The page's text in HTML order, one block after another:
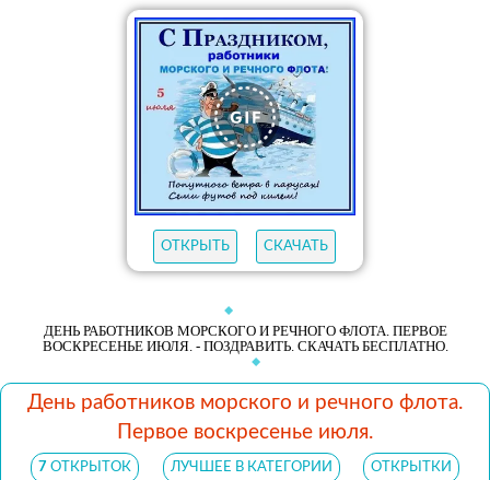
ОТКРЫТЬ СКАЧАТЬ
ДЕНЬ РАБОТНИКОВ МОРСКОГО И РЕЧНОГО ФЛОТА. ПЕРВОЕ
ВОСКРЕСЕНЬЕ ИЮЛЯ. - ПОЗДРАВИТЬ. СКАЧАТЬ БЕСПЛАТНО.
День работников морского и речного флота.
Первое воскресенье июля.
7 ОТКРЫТОК ЛУЧШЕЕ В КАТЕГОРИИ ОТКРЫТКИ